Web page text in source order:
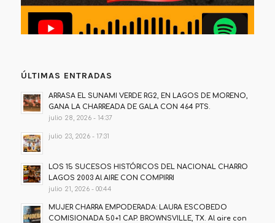
ÚLTIMAS ENTRADAS
ARRASA EL SUNAMI VERDE RG2, EN LAGOS DE MORENO,
GANA LA CHARREADA DE GALA CON 464 PTS.
julio 28, 2026 - 14:37
julio 23, 2026 - 17:31
LOS 15 SUCESOS HISTÓRICOS DEL NACIONAL CHARRO
LAGOS 2003 Al AIRE CON COMPIRRI
julio 21, 2026 - 00:44
MUJER CHARRA EMPODERADA: LAURA ESCOBEDO
COMISIONADA 50+1 CAP. BROWNSVILLE, TX. Al aire con